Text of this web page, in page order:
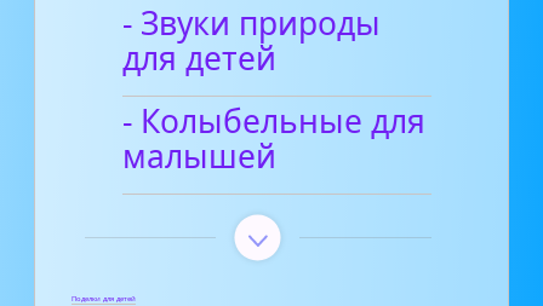
- Звуки природы
для детей
- Колыбельные для
малышей
Поделки для детей